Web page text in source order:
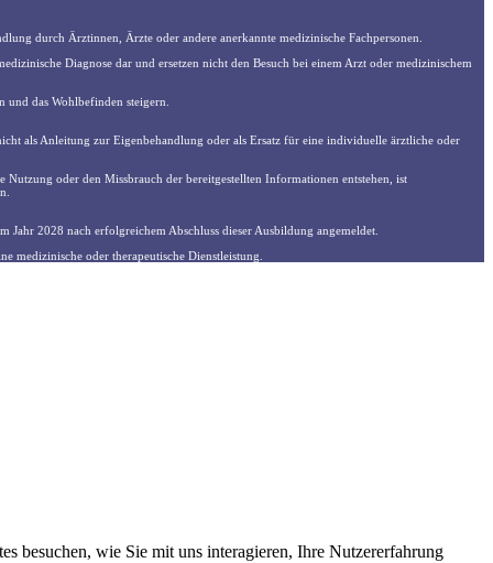
durch Ärztinnen, Ärzte oder andere anerkannte medizinische Fachpersonen.
Diagnose dar und ersetzen nicht den Besuch bei einem Arzt oder medizinischem
das Wohlbefinden steigern.
als Anleitung zur Eigenbehandlung oder als Ersatz für eine individuelle ärztliche oder
oder den Missbrauch der bereitgestellten Informationen entstehen, ist
2028 nach erfolgreichem Abschluss dieser Ausbildung angemeldet.
medizinische oder therapeutische Dienstleistung.
besuchen, wie Sie mit uns interagieren, Ihre Nutzererfahrung